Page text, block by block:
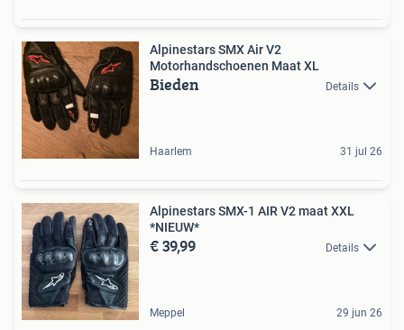
Alpinestars SMX Air V2
Motorhandschoenen Maat XL
Bieden Details
Haarlem 31 jul 26
Alpinestars SMX-1 AIR V2 maat XXL
*NIEUW*
€ 39,99 Details
Meppel 29 jun 26